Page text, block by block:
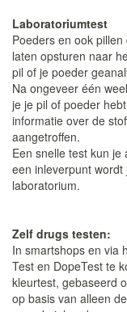
Laboratoriumtest
Poeders en ook
laten opsturen naar
pil of je poeder
Na ongeveer één
je je pil of poeder
informatie over de
aangetroffen.
Een snelle test kun
een inleverpunt
laboratorium.
Zelf drugs testen:
In smartshops en via
Test en DopeTest te
kleurtest, gebaseerd
op basis van alleen